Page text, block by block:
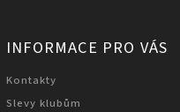
INFORMACE PRO VÁS
Kontakty
Slevy klubům